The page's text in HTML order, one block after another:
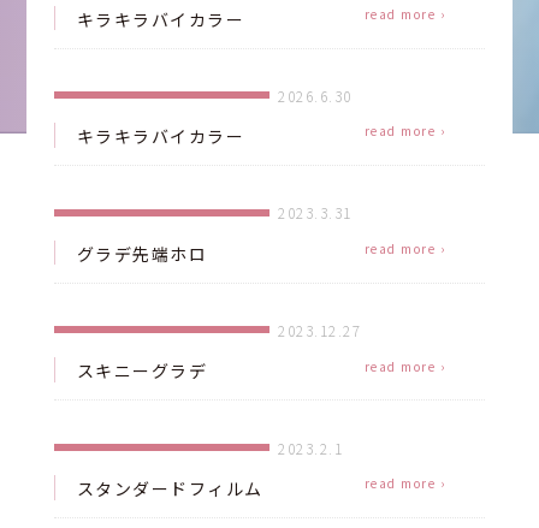
キラキラバイカラー read more ›
2026.6.30
キラキラバイカラー read more ›
2023.3.31
グラデ先端ホロ read more ›
2023.12.27
スキニーグラデ read more ›
2023.2.1
スタンダードフィルム read more ›